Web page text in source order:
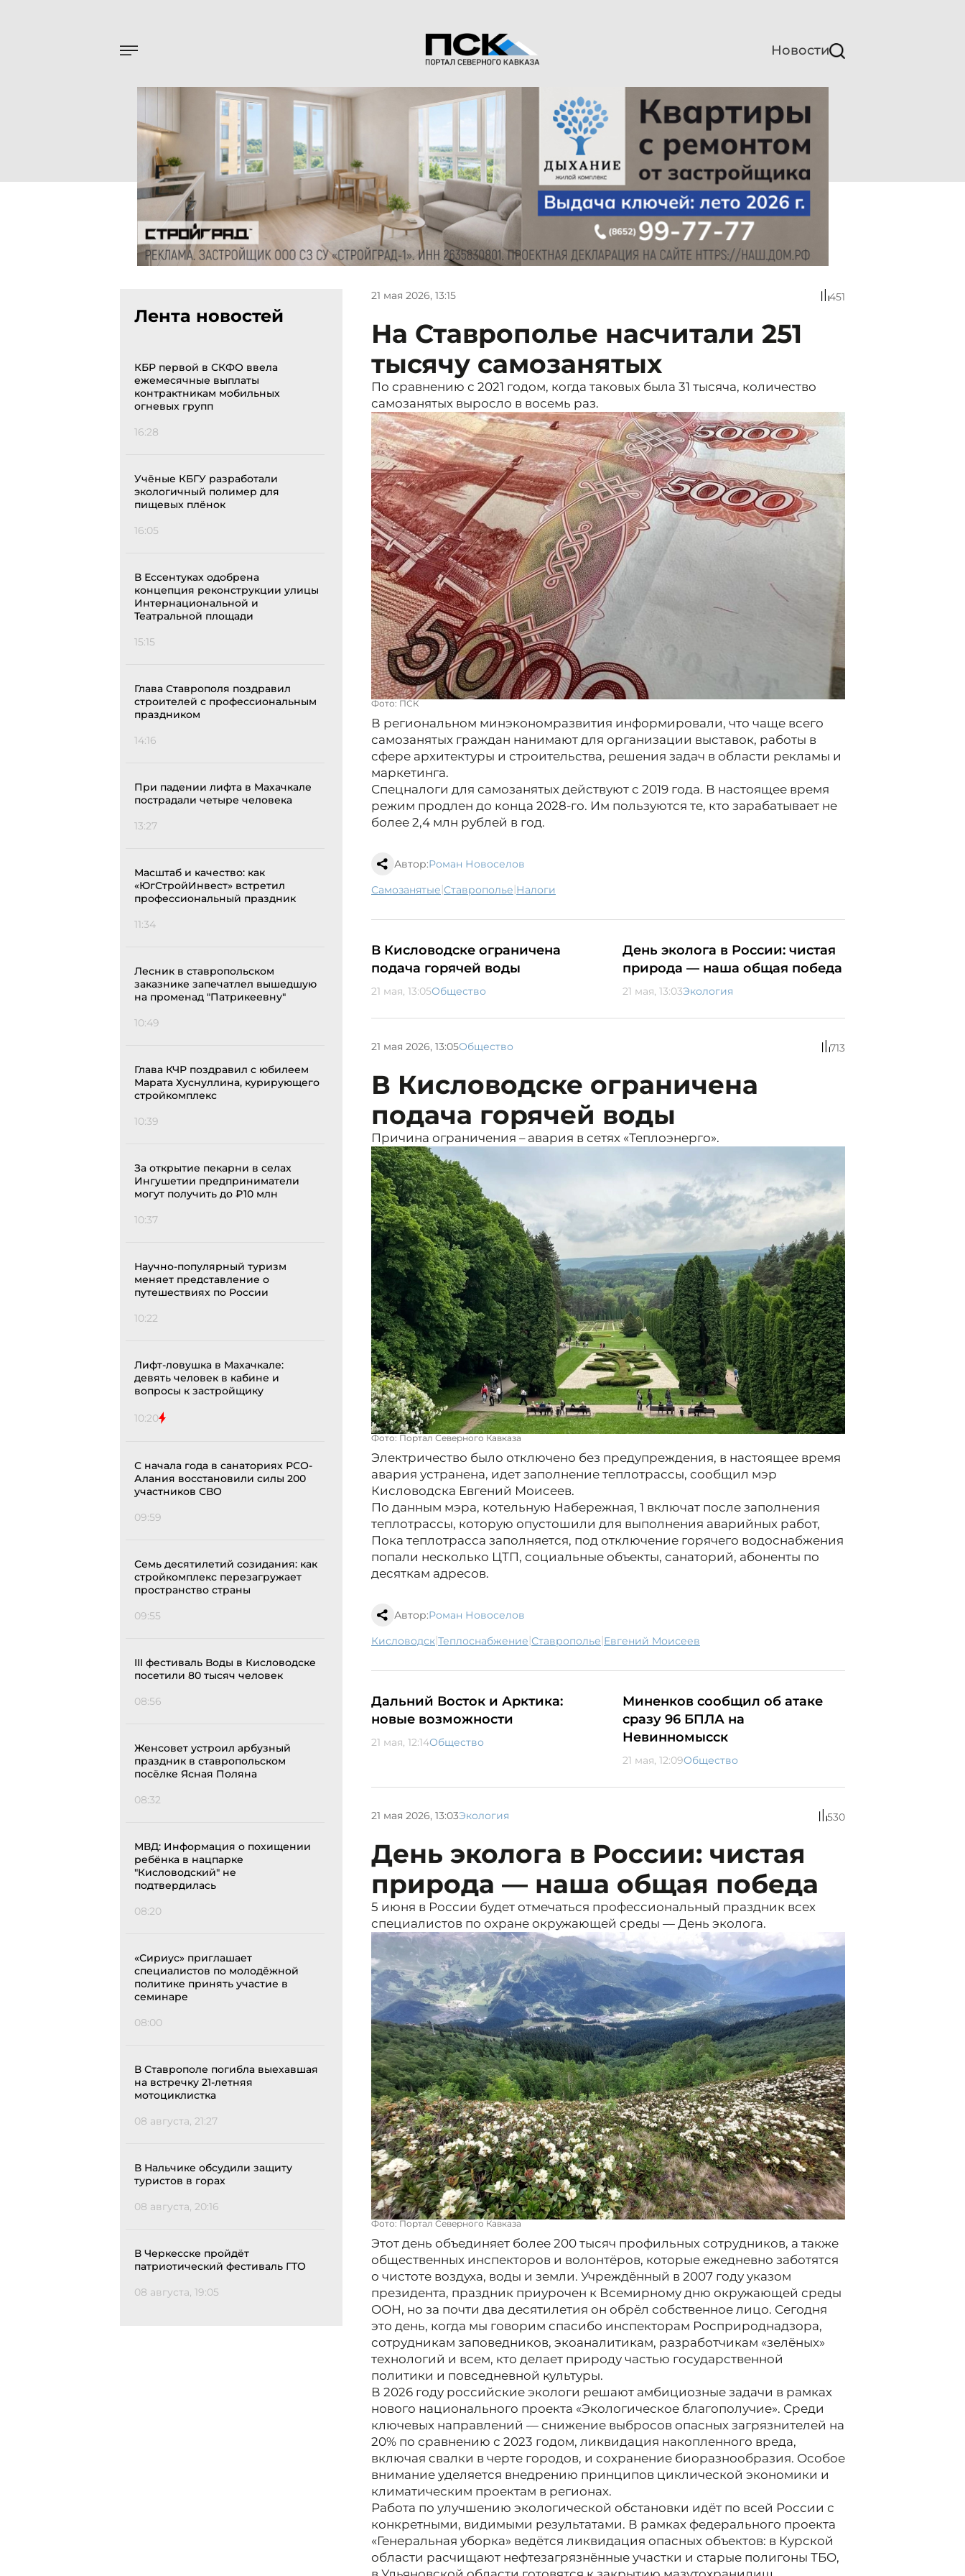
Новости
Лента новостей
КБР первой в СКФО ввела
ежемесячные выплаты
контрактникам мобильных
огневых групп
16:28
Учёные КБГУ разработали
экологичный полимер для
пищевых плёнок
16:05
В Ессентуках одобрена
концепция реконструкции улицы
Интернациональной и
Театральной площади
15:15
Глава Ставрополя поздравил
строителей с профессиональным
праздником
14:16
При падении лифта в Махачкале
пострадали четыре человека
13:27
Масштаб и качество: как
«ЮгСтройИнвест» встретил
профессиональный праздник
11:34
Лесник в ставропольском
заказнике запечатлел вышедшую
на променад "Патрикеевну"
10:49
Глава КЧР поздравил с юбилеем
Марата Хуснуллина, курирующего
стройкомплекс
10:39
За открытие пекарни в селах
Ингушетии предприниматели
могут получить до ₽10 млн
10:37
Научно-популярный туризм
меняет представление о
путешествиях по России
10:22
Лифт-ловушка в Махачкале:
девять человек в кабине и
вопросы к застройщику
10:20
С начала года в санаториях РСО-
Алания восстановили силы 200
участников СВО
09:59
Семь десятилетий созидания: как
стройкомплекс перезагружает
пространство страны
09:55
III фестиваль Воды в Кисловодске
посетили 80 тысяч человек
08:56
Женсовет устроил арбузный
праздник в ставропольском
посёлке Ясная Поляна
08:32
МВД: Информация о похищении
ребёнка в нацпарке
"Кисловодский" не
подтвердилась
08:20
«Сириус» приглашает
специалистов по молодёжной
политике принять участие в
семинаре
08:00
В Ставрополе погибла выехавшая
на встречку 21-летняя
мотоциклистка
08 августа, 21:27
В Нальчике обсудили защиту
туристов в горах
08 августа, 20:16
В Черкесске пройдёт
патриотический фестиваль ГТО
08 августа, 19:05
21 мая 2026, 13:15 451
На Ставрополье насчитали 251
тысячу самозанятых
По сравнению с 2021 годом, когда таковых была 31 тысяча, количество
самозанятых выросло в восемь раз.
Фото: ПСК
В региональном минэкономразвития информировали, что чаще всего
самозанятых граждан нанимают для организации выставок, работы в
сфере архитектуры и строительства, решения задач в области рекламы и
маркетинга.
Спецналоги для самозанятых действуют с 2019 года. В настоящее время
режим продлен до конца 2028-го. Им пользуются те, кто зарабатывает не
более 2,4 млн рублей в год.
Автор:Роман Новоселов
самозанятые| Ставрополье| налоги
В Кисловодске ограничена
подача горячей воды
21 мая, 13:05Общество
День эколога в России: чистая
природа — наша общая победа
21 мая, 13:03Экология
21 мая 2026, 13:05Общество 713
В Кисловодске ограничена
подача горячей воды
Причина ограничения – авария в сетях «Теплоэнерго».
Фото: Портал Северного Кавказа
Электричество было отключено без предупреждения, в настоящее время
авария устранена, идет заполнение теплотрассы, сообщил мэр
Кисловодска Евгений Моисеев.
По данным мэра, котельную Набережная, 1 включат после заполнения
теплотрассы, которую опустошили для выполнения аварийных работ,
Пока теплотрасса заполняется, под отключение горячего водоснабжения
попали несколько ЦТП, социальные объекты, санаторий, абоненты по
десяткам адресов.
Автор:Роман Новоселов
Кисловодск| теплоснабжение| Ставрополье| Евгений Моисеев
Дальний Восток и Арктика:
новые возможности
21 мая, 12:14Общество
Миненков сообщил об атаке
сразу 96 БПЛА на
Невинномысск
21 мая, 12:09Общество
21 мая 2026, 13:03Экология 530
День эколога в России: чистая
природа — наша общая победа
5 июня в России будет отмечаться профессиональный праздник всех
специалистов по охране окружающей среды — День эколога.
Фото: Портал Северного Кавказа
Этот день объединяет более 200 тысяч профильных сотрудников, а также
общественных инспекторов и волонтёров, которые ежедневно заботятся
о чистоте воздуха, воды и земли. Учреждённый в 2007 году указом
президента, праздник приурочен к Всемирному дню окружающей среды
ООН, но за почти два десятилетия он обрёл собственное лицо. Сегодня
это день, когда мы говорим спасибо инспекторам Росприроднадзора,
сотрудникам заповедников, экоаналитикам, разработчикам «зелёных»
технологий и всем, кто делает природу частью государственной
политики и повседневной культуры.
В 2026 году российские экологи решают амбициозные задачи в рамках
нового национального проекта «Экологическое благополучие». Среди
ключевых направлений — снижение выбросов опасных загрязнителей на
20% по сравнению с 2023 годом, ликвидация накопленного вреда,
включая свалки в черте городов, и сохранение биоразнообразия. Особое
внимание уделяется внедрению принципов циклической экономики и
климатическим проектам в регионах.
Работа по улучшению экологической обстановки идёт по всей России с
конкретными, видимыми результатами. В рамках федерального проекта
«Генеральная уборка» ведётся ликвидация опасных объектов: в Курской
области расчищают нефтезагрязнённые участки и старые полигоны ТБО,